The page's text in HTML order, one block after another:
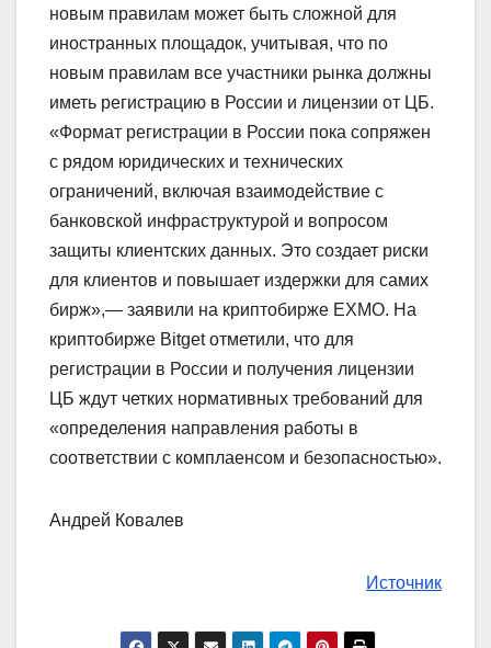
новым правилам может быть сложной для
иностранных площадок, учитывая, что по
новым правилам все участники рынка должны
иметь регистрацию в России и лицензии от ЦБ.
«Формат регистрации в России пока сопряжен
с рядом юридических и технических
ограничений, включая взаимодействие с
банковской инфраструктурой и вопросом
защиты клиентских данных. Это создает риски
для клиентов и повышает издержки для самих
бирж»,— заявили на криптобирже ЕХМО. На
криптобирже Bitget отметили, что для
регистрации в России и получения лицензии
ЦБ ждут четких нормативных требований для
«определения направления работы в
соответствии с комплаенсом и безопасностью».
Андрей Ковалев
Источник